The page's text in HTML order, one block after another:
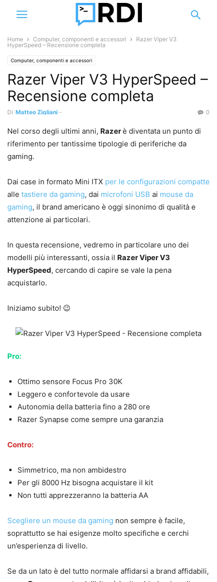
Home Computer, componenti e accessori
Razer Viper V3
HyperSpeed – Recensione completa
Computer, componenti e accessori
Razer Viper V3 HyperSpeed –
Recensione completa
Di Matteo Zigliani - 0
Nel corso degli ultimi anni, Razerè diventata un punto di
riferimento per tantissime tipologie di periferiche da
gaming.
Dai case in formato Mini ITX per le configurazioni compatte
alle tastiere da gaming, dai microfoni USB ai mouse da
gaming, il brand americano è oggi sinonimo di qualità e
attenzione ai particolari.
In questa recensione, vedremo in particolare uno dei
modelli più interessanti, ossia il Razer Viper V3
HyperSpeed, cercando di capire se vale la pena
acquistarlo.
Iniziamo subito! 😉
Pro:
Ottimo sensore Focus Pro 30K
Leggero e confortevole da usare
Autonomia della batteria fino a 280 ore
Razer Synapse come sempre una garanzia
Contro:
Simmetrico, ma non ambidestro
Per gli 8000 Hz bisogna acquistare il kit
Non tutti apprezzeranno la batteria AA
Scegliere un mouse da gaming non sempre è facile,
soprattutto se hai esigenze molto specifiche e cerchi
un’esperienza di livello.
Se da un lato è del tutto normale affidarsi a brand affidabili,